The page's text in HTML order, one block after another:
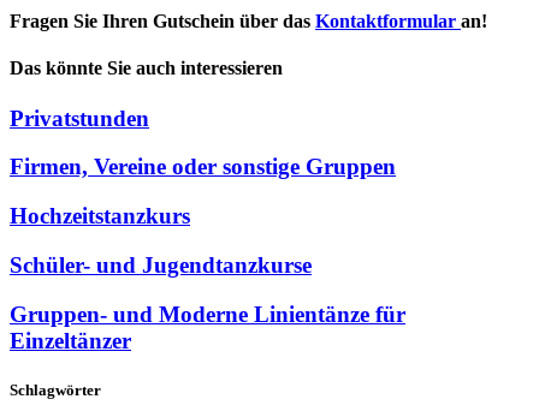
Fragen Sie Ihren Gutschein über das Kontaktformular an!
Das könnte Sie auch interessieren
Privatstunden
Firmen, Vereine oder sonstige Gruppen
Hochzeitstanzkurs
Schüler- und Jugendtanzkurse
Gruppen- und Moderne Linientänze für
Einzeltänzer
Schlagwörter